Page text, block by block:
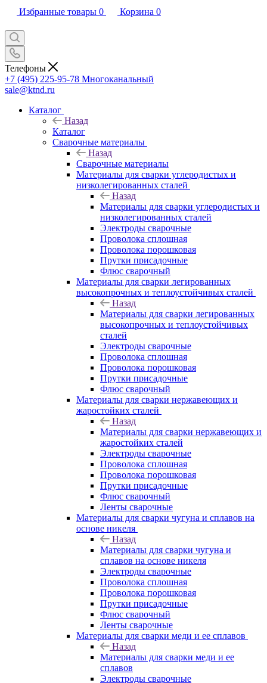
Избранные товары 0 Корзина 0
Телефоны
+7 (495) 225-95-78 Многоканальный
sale@ktnd.ru
Каталог
Назад
Каталог
Сварочные материалы
Назад
Сварочные материалы
Материалы для сварки углеродистых и
низколегированных сталей
Назад
Материалы для сварки углеродистых и
низколегированных сталей
Электроды сварочные
Проволока сплошная
Проволока порошковая
Прутки присадочные
Флюс сварочный
Материалы для сварки легированных
высокопрочных и теплоустойчивых сталей
Назад
Материалы для сварки легированных
высокопрочных и теплоустойчивых
сталей
Электроды сварочные
Проволока сплошная
Проволока порошковая
Прутки присадочные
Флюс сварочный
Материалы для сварки нержавеющих и
жаростойких сталей
Назад
Материалы для сварки нержавеющих и
жаростойких сталей
Электроды сварочные
Проволока сплошная
Проволока порошковая
Прутки присадочные
Флюс сварочный
Ленты сварочные
Материалы для сварки чугуна и сплавов на
основе никеля
Назад
Материалы для сварки чугуна и
сплавов на основе никеля
Электроды сварочные
Проволока сплошная
Проволока порошковая
Прутки присадочные
Флюс сварочный
Ленты сварочные
Материалы для сварки меди и ее сплавов
Назад
Материалы для сварки меди и ее
сплавов
Электроды сварочные